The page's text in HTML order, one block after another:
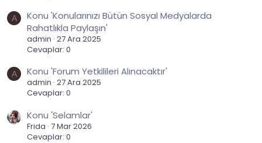
A
Konu 'Konularınızı Bütün Sosyal Medyalarda
Rahatlıkla Paylaşın'
admin 27 Ara 2025
Cevaplar: 0
A Konu 'Forum Yetkilileri Alınacaktır'
admin 27 Ara 2025
Cevaplar: 0
Konu 'Selamlar'
Frida 7 Mar 2026
Cevaplar: 0